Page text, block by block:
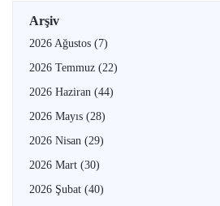
Arşiv
2026 Ağustos (7)
2026 Temmuz (22)
2026 Haziran (44)
2026 Mayıs (28)
2026 Nisan (29)
2026 Mart (30)
2026 Şubat (40)